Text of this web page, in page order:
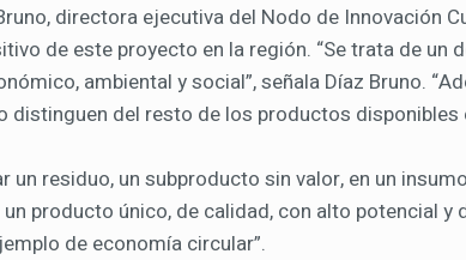
directora ejecutiva del Nodo de Innovación
de este proyecto en la región. “Se trata de
ambiental y social”, señala Díaz Bruno.
distinguen del resto de los productos disponibles
un residuo, un subproducto sin valor, en un
producto único, de calidad, con alto potencial y
de economía circular”.